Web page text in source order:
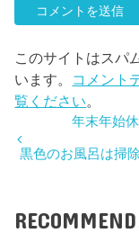
このサイトはスパ
います。 コメント
覧ください。
年末年始
黒色のお風呂は掃
RECOMMEND